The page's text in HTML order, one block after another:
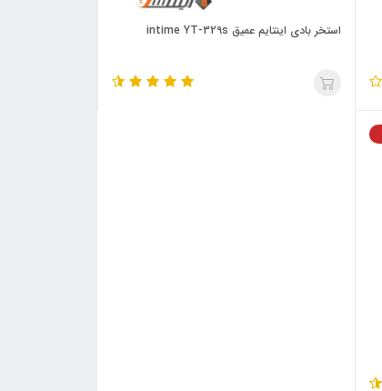
استخر بادی اینتایم عمیق intime YT-329s